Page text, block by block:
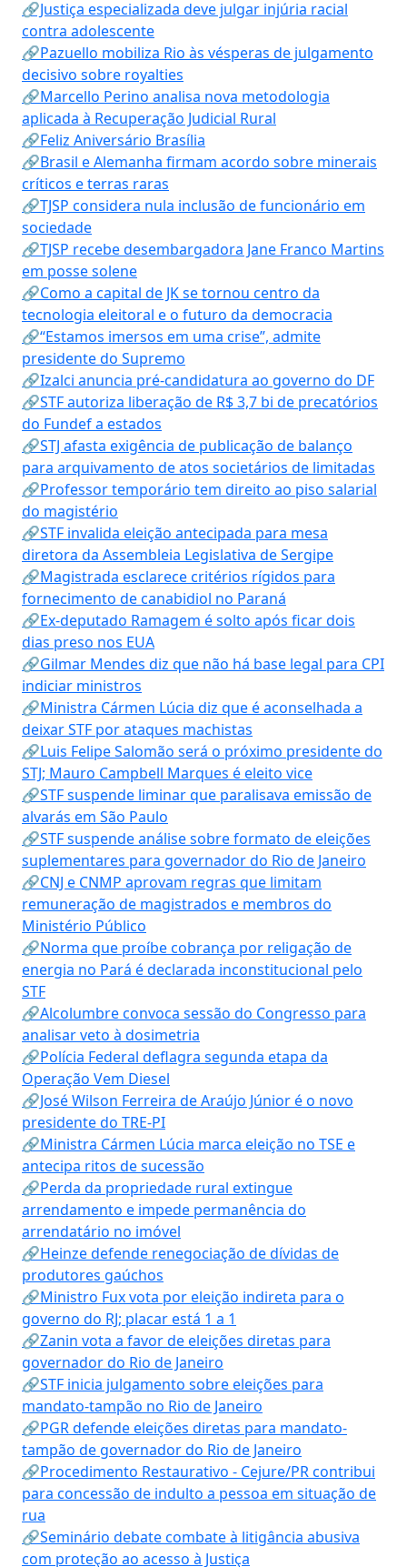
🔗Justiça especializada deve julgar injúria racial
contra adolescente
🔗Pazuello mobiliza Rio às vésperas de julgamento
decisivo sobre royalties
🔗Marcello Perino analisa nova metodologia
aplicada à Recuperação Judicial Rural
🔗Feliz Aniversário Brasília
🔗Brasil e Alemanha firmam acordo sobre minerais
críticos e terras raras
🔗TJSP considera nula inclusão de funcionário em
sociedade
🔗TJSP recebe desembargadora Jane Franco Martins
em posse solene
🔗Como a capital de JK se tornou centro da
tecnologia eleitoral e o futuro da democracia
🔗“Estamos imersos em uma crise”, admite
presidente do Supremo
🔗Izalci anuncia pré-candidatura ao governo do DF
🔗STF autoriza liberação de R$ 3,7 bi de precatórios
do Fundef a estados
🔗STJ afasta exigência de publicação de balanço
para arquivamento de atos societários de limitadas
🔗Professor temporário tem direito ao piso salarial
do magistério
🔗STF invalida eleição antecipada para mesa
diretora da Assembleia Legislativa de Sergipe
🔗Magistrada esclarece critérios rígidos para
fornecimento de canabidiol no Paraná
🔗Ex-deputado Ramagem é solto após ficar dois
dias preso nos EUA
🔗Gilmar Mendes diz que não há base legal para CPI
indiciar ministros
🔗Ministra Cármen Lúcia diz que é aconselhada a
deixar STF por ataques machistas
🔗Luis Felipe Salomão será o próximo presidente do
STJ; Mauro Campbell Marques é eleito vice
🔗STF suspende liminar que paralisava emissão de
alvarás em São Paulo
🔗STF suspende análise sobre formato de eleições
suplementares para governador do Rio de Janeiro
🔗CNJ e CNMP aprovam regras que limitam
remuneração de magistrados e membros do
Ministério Público
🔗Norma que proíbe cobrança por religação de
energia no Pará é declarada inconstitucional pelo
STF
🔗Alcolumbre convoca sessão do Congresso para
analisar veto à dosimetria
🔗Polícia Federal deflagra segunda etapa da
Operação Vem Diesel
🔗José Wilson Ferreira de Araújo Júnior é o novo
presidente do TRE-PI
🔗Ministra Cármen Lúcia marca eleição no TSE e
antecipa ritos de sucessão
🔗Perda da propriedade rural extingue
arrendamento e impede permanência do
arrendatário no imóvel
🔗Heinze defende renegociação de dívidas de
produtores gaúchos
🔗Ministro Fux vota por eleição indireta para o
governo do RJ; placar está 1 a 1
🔗Zanin vota a favor de eleições diretas para
governador do Rio de Janeiro
🔗STF inicia julgamento sobre eleições para
mandato-tampão no Rio de Janeiro
🔗PGR defende eleições diretas para mandato-
tampão de governador do Rio de Janeiro
🔗Procedimento Restaurativo - Cejure/PR contribui
para concessão de indulto a pessoa em situação de
rua
🔗Seminário debate combate à litigância abusiva
com proteção ao acesso à Justiça